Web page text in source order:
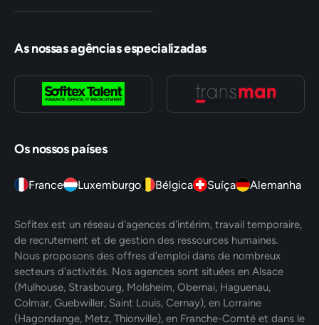
As nossas agências especializadas
Os nossos países
France Luxemburgo Bélgica Suíça Alemanha
Sofitex est un réseau d'agences d'intérim, travail temporaire,
de recrutement et de gestion des ressources humaines.
Nous proposons des offres d'emploi dans de nombreux
secteurs d'activités. Nos agences sont situées en Alsace
(Mulhouse, Strasbourg, Molsheim, Obernai, Haguenau,
Colmar, Guebwiller, Saint Louis, Cernay), en Lorraine
(Hagondange, Metz, Thionville), en Franche-Comté et dans le